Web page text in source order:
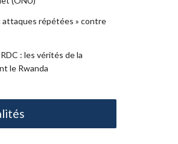
attaques répétées » contre
: les vérités de la
le Rwanda